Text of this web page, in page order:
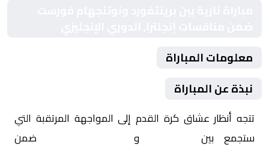
معلومات المباراة
نبذة عن المباراة
تتجه أنظار عشاق كرة القدم إلى المواجهة المرتقبة التي
ستجمع بين
ونوتنجهام فورست
ضمن